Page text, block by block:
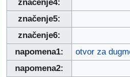
značenje4:
značenje5:
značenje6:
napomena1:
otvor za
napomena2: